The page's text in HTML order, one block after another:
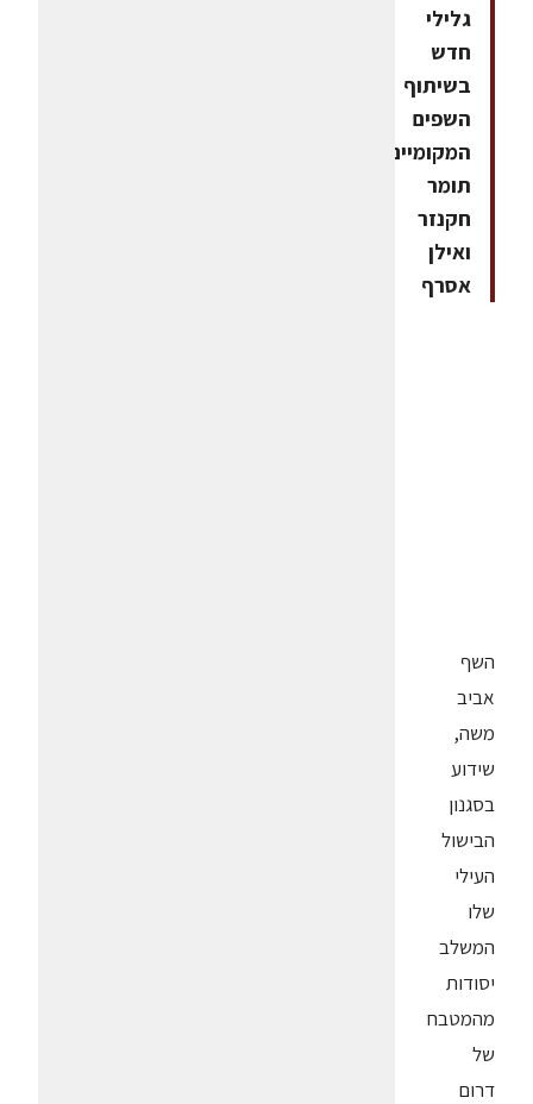
גלילי
חדש
בשיתוף
השפים
המקומיים
תומר
חקנזר
ואילן
אסרף
השף
אביב
משה,
שידוע
בסגנון
הבישול
העילי
שלו
המשלב
יסודות
מהמטבח
של
דרום